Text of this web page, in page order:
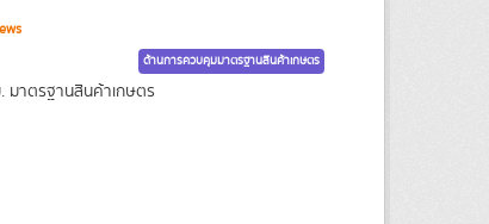
ด้านการควบคุมมาตรฐานสินค้าเกษตร
มาตรฐานสินค้าเกษตร